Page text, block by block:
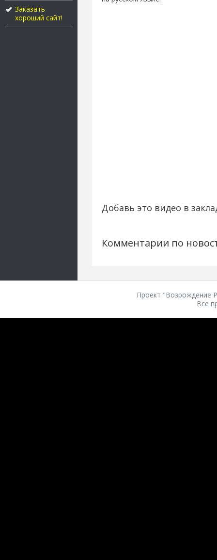
Заказать
хороший сайт!
Добавь это видео в
Комментарии по
Проект "Возрождение
Все